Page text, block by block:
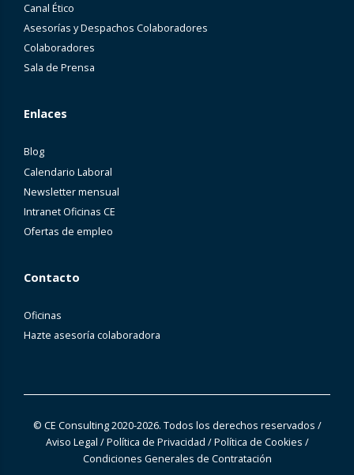
Canal Ético
Asesorías y Despachos Colaboradores
Colaboradores
Sala de Prensa
Enlaces
Blog
Calendario Laboral
Newsletter mensual
Intranet Oficinas CE
Ofertas de empleo
Contacto
Oficinas
Hazte asesoría colaboradora
© CE Consulting 2020-2026. Todos los derechos reservados /
Aviso Legal /Política de Privacidad /Política de Cookies /
Condiciones Generales de Contratación